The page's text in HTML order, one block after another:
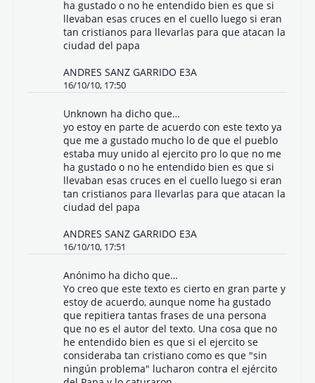
ha gustado o no he entendido bien es que si
llevaban esas cruces en el cuello luego si eran
tan cristianos para llevarlas para que atacan la
ciudad del papa
ANDRES SANZ GARRIDO E3A
16/10/10, 17:50
Unknown ha dicho que…
yo estoy en parte de acuerdo con este texto ya
que me a gustado mucho lo de que el pueblo
estaba muy unido al ejercito pro lo que no me
ha gustado o no he entendido bien es que si
llevaban esas cruces en el cuello luego si eran
tan cristianos para llevarlas para que atacan la
ciudad del papa
ANDRES SANZ GARRIDO E3A
16/10/10, 17:51
Anónimo ha dicho que…
Yo creo que este texto es cierto en gran parte y
estoy de acuerdo, aunque nome ha gustado
que repitiera tantas frases de una persona
que no es el autor del texto. Una cosa que no
he entendido bien es que si el ejercito se
consideraba tan cristiano como es que "sin
ningún problema" lucharon contra el ejército